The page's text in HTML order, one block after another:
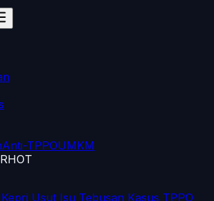
Anti-TPPOUMKM
HOT
Usut Isu Tebusan Kasus TPPO